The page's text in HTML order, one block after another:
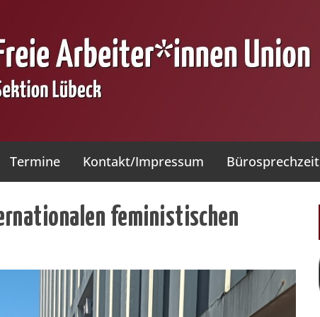
Termine Kontakt/Impressum Bürosprechzeit
feministischen